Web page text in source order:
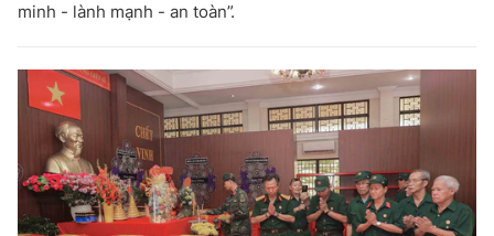
minh - lành mạnh - an toàn”.